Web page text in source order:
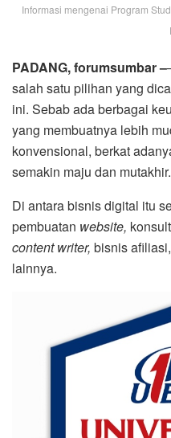
Informasi mengenai Program
PADANG, forumsumbar –
salah satu pilihan yang
ini. Sebab ada berbagai
yang membuatnya lebih
konvensional, berkat
semakin maju dan mutakhir.
Di antara bisnis digital itu
pembuatan website,
content writer, bisnis
lainnya.